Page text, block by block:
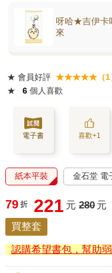
呀哈★吉伊卡
來
★ 會員好評 ★★★★★（1
★
6 個人喜歡
電子書 喜歡+1
紙本平裝 金石堂 電
79 折 221 元 280 元
買整套
認購希望書包，幫助